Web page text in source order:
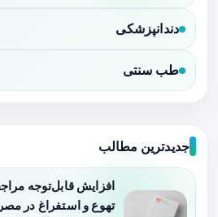
دندانپزشکی
طب سنتی
جدیدترین مطالب
افزایش قابل‌توجه
تهوع و استفراغ در